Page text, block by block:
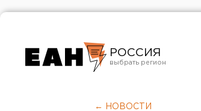
РОССИЯ
Челябинск
← НОВОСТИ